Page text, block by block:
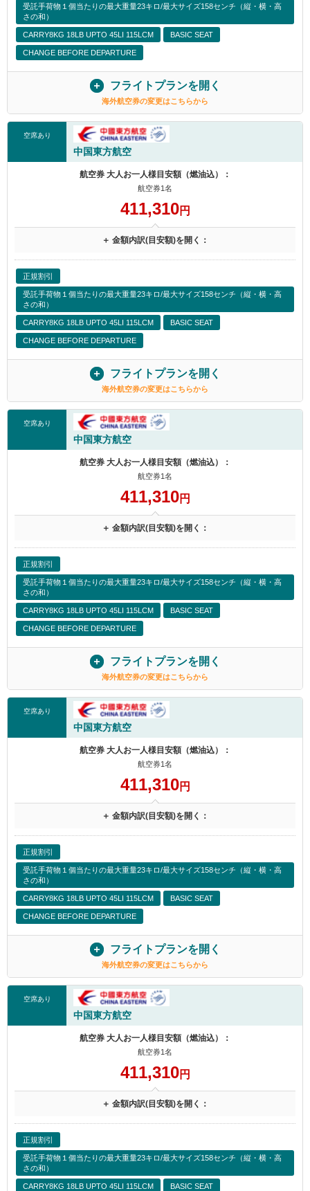
受託手荷物１個当たりの最大重量23キロ/最大サイズ158センチ（縦・横・高
さの和）
CARRY8KG 18LB UPTO 45LI 115LCM BASIC SEAT
CHANGE BEFORE DEPARTURE
フライトプランを開く
海外航空券の変更はこちらから
空席あり
中国東方航空
航空券 大人お一人様目安額（燃油込）：
航空券1名
411,310円
＋ 金額内訳(目安額)を開く：
正規割引
受託手荷物１個当たりの最大重量23キロ/最大サイズ158センチ（縦・横・高
さの和）
CARRY8KG 18LB UPTO 45LI 115LCM BASIC SEAT
CHANGE BEFORE DEPARTURE
フライトプランを開く
海外航空券の変更はこちらから
空席あり
中国東方航空
航空券 大人お一人様目安額（燃油込）：
航空券1名
411,310円
＋ 金額内訳(目安額)を開く：
正規割引
受託手荷物１個当たりの最大重量23キロ/最大サイズ158センチ（縦・横・高
さの和）
CARRY8KG 18LB UPTO 45LI 115LCM BASIC SEAT
CHANGE BEFORE DEPARTURE
フライトプランを開く
海外航空券の変更はこちらから
空席あり
中国東方航空
航空券 大人お一人様目安額（燃油込）：
航空券1名
411,310円
＋ 金額内訳(目安額)を開く：
正規割引
受託手荷物１個当たりの最大重量23キロ/最大サイズ158センチ（縦・横・高
さの和）
CARRY8KG 18LB UPTO 45LI 115LCM BASIC SEAT
CHANGE BEFORE DEPARTURE
フライトプランを開く
海外航空券の変更はこちらから
空席あり
中国東方航空
航空券 大人お一人様目安額（燃油込）：
航空券1名
411,310円
＋ 金額内訳(目安額)を開く：
正規割引
受託手荷物１個当たりの最大重量23キロ/最大サイズ158センチ（縦・横・高
さの和）
CARRY8KG 18LB UPTO 45LI 115LCM BASIC SEAT